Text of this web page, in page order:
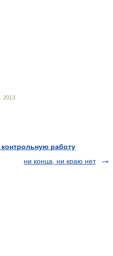
2013
работу
ни конца, ни краю нет